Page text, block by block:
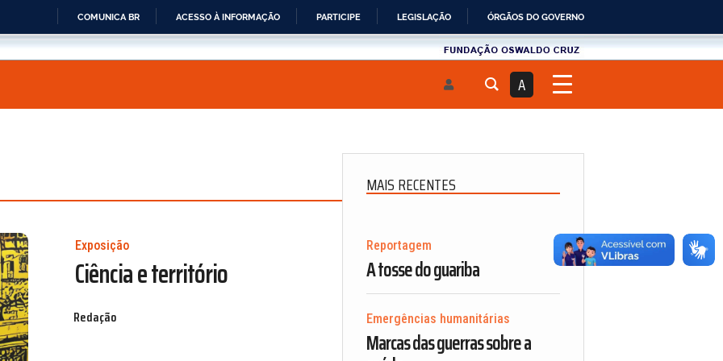
IR
COMUNICA BR ACESSO À INFORMAÇÃO PARTICIPE LEGISLAÇÃO ÓRGÃOS DO GOVERNO
Fundau00e7u00e3o
A
Exposição
Ciência e território
Redação
MAIS RECENTES
Reportagem
A tosse do guariba
Emergências humanitárias
Marcas das guerras sobre a